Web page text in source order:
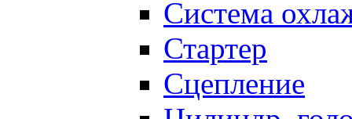
Система
Стартер
Сцепление